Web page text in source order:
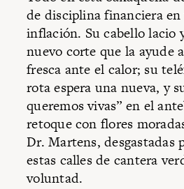
de disciplina financiera
inflación. Su cabello lacio
nuevo corte que la ayude
fresca ante el calor; su
rota espera una nueva, y
queremos vivas” en el
retoque con flores
Dr. Martens, desgastadas
estas calles de cantera
voluntad.